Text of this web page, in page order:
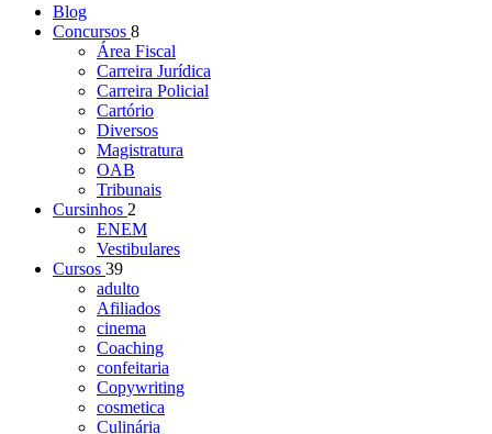
Blog
Concursos 8
Área Fiscal
Carreira Jurídica
Carreira Policial
Cartório
Diversos
Magistratura
OAB
Tribunais
Cursinhos 2
ENEM
Vestibulares
Cursos 39
adulto
Afiliados
cinema
Coaching
confeitaria
Copywriting
cosmetica
Culinária